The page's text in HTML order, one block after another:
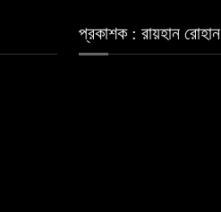
প্রকাশক : রায়হান রোহান